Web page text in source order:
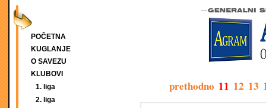
POČETNA
KUGLANJE
O SAVEZU
KLUBOVI
1. liga
2. liga
prethodno 11 12 13